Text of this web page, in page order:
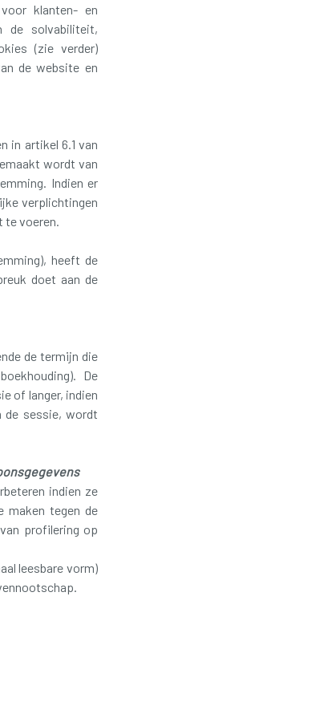
klanten- en
de solvabiliteit,
(zie verder)
de website en
in artikel 6.1 van
wordt van
Indien er
verplichtingen
voeren.
heeft de
doet aan de
de termijn die
De
of langer, indien
de sessie, wordt
indien ze
maken tegen de
profilering op
leesbare vorm)